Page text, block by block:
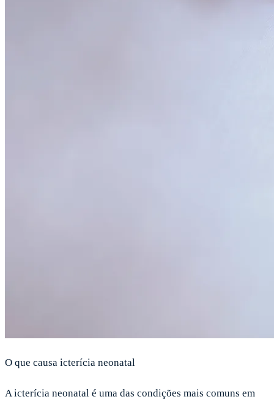
O que causa icterícia neonatal
A icterícia neonatal é uma das condições mais comuns em